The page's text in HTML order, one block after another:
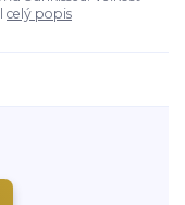
celý popis